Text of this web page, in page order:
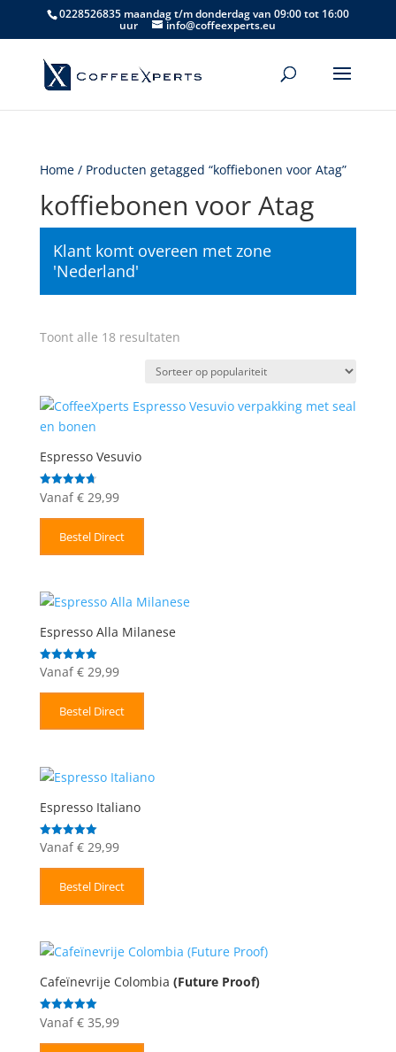
0228526835 maandag t/m donderdag van 09:00 tot 16:00
uur info@coffeexperts.eu
Home/ Producten getagged “koffiebonen voor Atag”
koffiebonen voor Atag
Klant komt overeen met zone
'Nederland'
Toont alle 18 resultatenGesorteerd
populariteit
Espresso Vesuvio
Gewaardeerd
4.71
Vanaf €29,99
Bestel Direct
Espresso Alla Milanese
Gewaardeerd
5.00
uit 5
Vanaf €29,99
Bestel Direct
Espresso Italiano
Gewaardeerd
5.00
uit 5
Vanaf €29,99
Bestel Direct
Cafeïnevrije Colombia (Future Proof)
Gewaardeerd
5.00
Vanaf €35,99